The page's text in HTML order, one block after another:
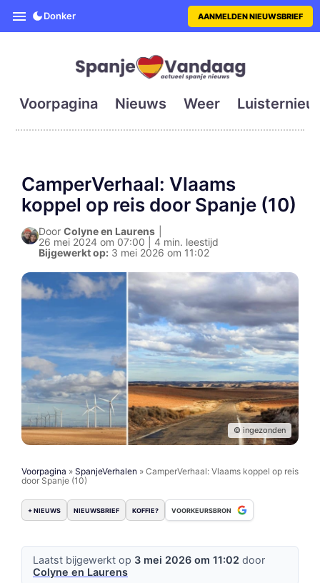
SpanjeVandaag is de eerste
Donker AANMELDEN NIEUWSBRIEF
Voorpagina Nieuws Weer
CamperVerhaal: Vlaams
koppel op reis door Spanje (10)
Door Colyne en Laurens
26 mei 2024 om 07:00 | 4 min. leestijd
Bijgewerkt op: 3 mei 2026 om 11:02
© ingezonden
Voorpagina » SpanjeVerhalen » CamperVerhaal: Vlaams koppel op reis
door Spanje (10)
+ NIEUWS NIEUWSBRIEF KOFFIE? VOORKEURSBRON
Laatst bijgewerkt op 3 mei 2026 om 11:02 door
Colyne en Laurens